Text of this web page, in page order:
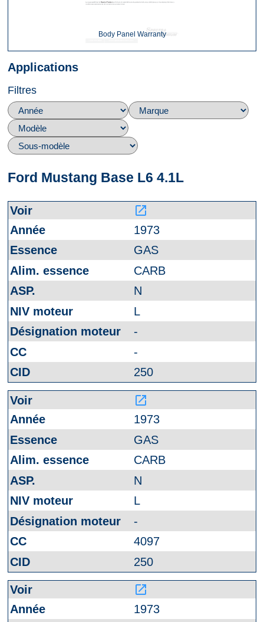
Body Panel Warranty
Applications
Filtres
Ford Mustang Base L6 4.1L
launch
1973
GAS
CARB
N
L
-
-
250
launch
1973
GAS
CARB
N
L
-
4097
250
launch
1973